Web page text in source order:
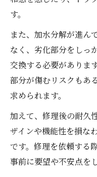
す。
また、加水分解が進ん
なく、劣化部分をしっ
交換する必要がありま
部分が傷むリスクもあ
求められます。
加えて、修理後の耐久
ザインや機能性を損な
です。修理を依頼する
事前に要望や不安点を